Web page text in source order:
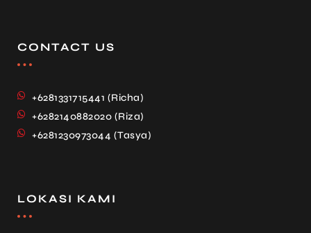
CONTACT US
+6281331715441 (Richa)
+6282140882020 (Riza)
+6281230973044 (Tasya)
LOKASI KAMI